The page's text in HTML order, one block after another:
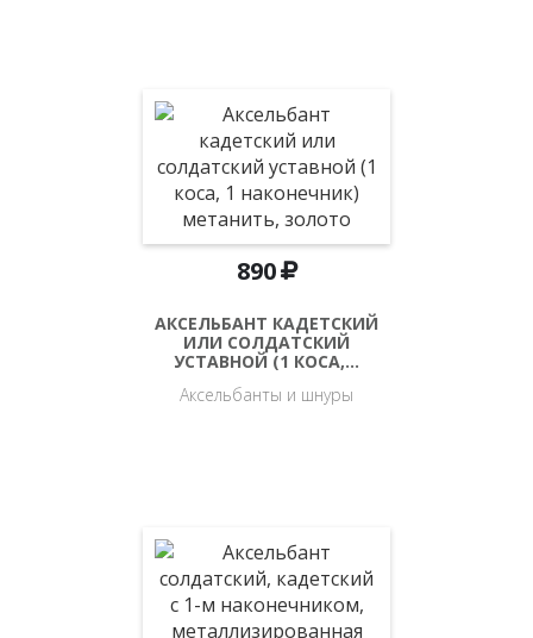
890
АКСЕЛЬБАНТ КАДЕТСКИЙ
ИЛИ СОЛДАТСКИЙ
УСТАВНОЙ (1 КОСА,…
Аксельбанты и шнуры